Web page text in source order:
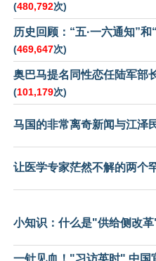
(480,792次)
历史回顾：“五·一六通知”和
(469,647次)
奥巴马提名同性恋任陆军部
(101,179次)
马国的非常离奇新闻与江泽
让医学专家茫然不解的两个
小知识：什么是"供给侧改
一针见血！"习访英时" 中国